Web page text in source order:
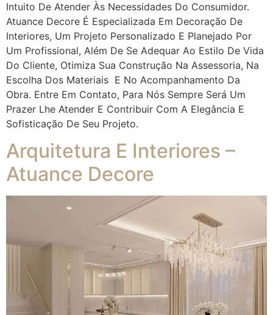
Intuito De Atender Às Necessidades Do Consumidor.
Atuance Decore É Especializada Em Decoração De
Interiores, Um Projeto Personalizado E Planejado Por
Um Profissional, Além De Se Adequar Ao Estilo De Vida
Do Cliente, Otimiza Sua Construção Na Assessoria, Na
Escolha Dos Materiais E No Acompanhamento Da
Obra. Entre Em Contato, Para Nós Sempre Será Um
Prazer Lhe Atender E Contribuir Com A Elegância E
Sofisticação De Seu Projeto.
Arquitetura E Interiores –
Atuance Decore